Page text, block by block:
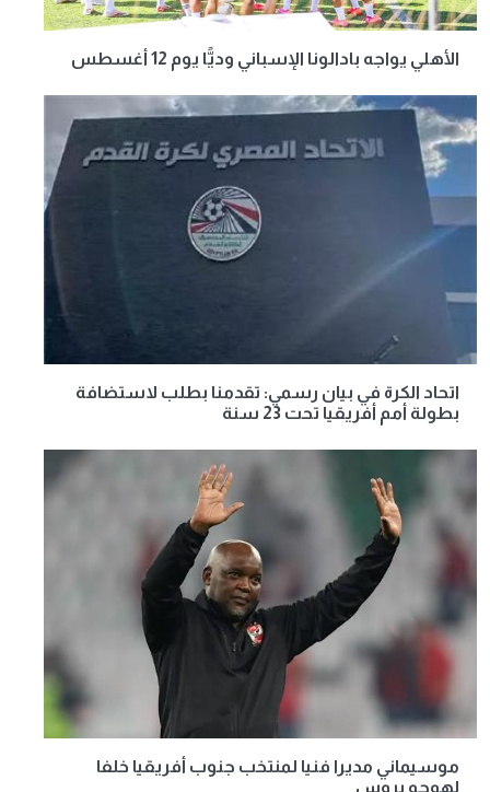
الأهلي يواجه بادالونا الإسباني وديًّا يوم 12 أغسطس
اتحاد الكرة في بيان رسمي: تقدمنا بطلب لاستضافة
بطولة أمم أفريقيا تحت 23 سنة
موسيماني مديرا فنيا لمنتخب جنوب أفريقيا خلفا
لهوجو بروس